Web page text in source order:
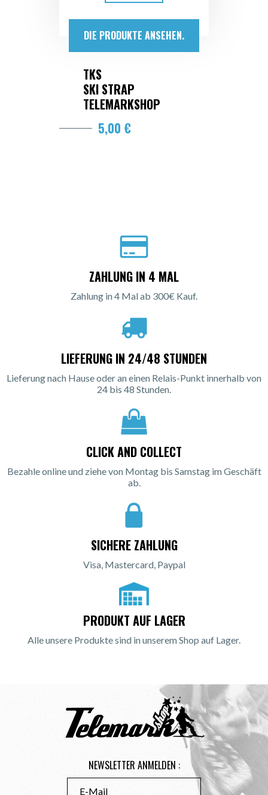
DIE PRODUKTE ANSEHEN.
TKS
SKI STRAP
TELEMARKSHOP
5,00 €
ZAHLUNG IN 4 MAL
Zahlung in 4 Mal ab 300€ Kauf.
LIEFERUNG IN 24/48 STUNDEN
Lieferung nach Hause oder an einen Relais-Punkt innerhalb von
24 bis 48 Stunden.
CLICK AND COLLECT
Bezahle online und ziehe von Montag bis Samstag im Geschäft
ab.
SICHERE ZAHLUNG
Visa, Mastercard, Paypal
PRODUKT AUF LAGER
Alle unsere Produkte sind in unserem Shop auf Lager.
NEWSLETTER ANMELDEN :